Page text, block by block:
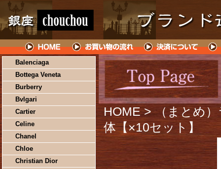
Balenciaga
Bottega Veneta
Burberry
Bvlgari
Cartier
Celine
Chanel
Chloe
Christian Dior
HOME > （まとめ
体【×10セット】